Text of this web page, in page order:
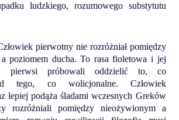
ludzkiego, rozumowego substytutu
pierwotny nie rozróżniał pomiędzy
poziomem ducha. To rasa fioletowa i jej
pierwsi próbowali oddzielić to, co
tego, co wolicjonalne. Człowiek
lepiej podąża śladami wczesnych Greków
rozróżniali pomiędzy nieożywionym a